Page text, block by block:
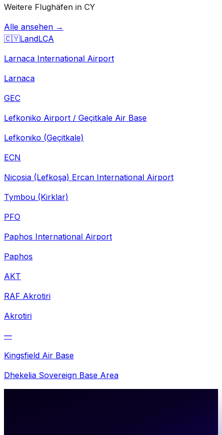
Weitere Flughäfen in CY
Alle ansehen →
🇨🇾LandLCA
Larnaca International Airport
Larnaca
GEC
Lefkoniko Airport / Geçitkale Air Base
Lefkoniko (Geçitkale)
ECN
Nicosia (Lefkoşa) Ercan International Airport
Tymbou (Kirklar)
PFO
Paphos International Airport
Paphos
AKT
RAF Akrotiri
Akrotiri
—
Kingsfield Air Base
Dhekelia Sovereign Base Area